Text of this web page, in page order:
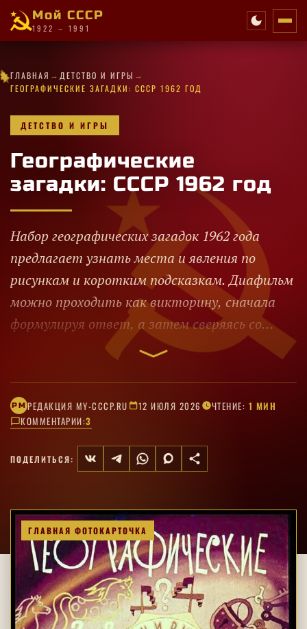
Мой СССР
1922 – 1991
✧
✧
★
✧
★
✧
✧
★
★
★
✧
✧
✧★
·✧
·
✧
★
··✦
·★
✦
·
·
✧ ГЛАВНАЯ → ДЕТСТВО И ИГРЫ →
ГЕОГРАФИЧЕСКИЕ ЗАГАДКИ: СССР 1962 ГОД
ДЕТСТВО И ИГРЫ
Географические
загадки: СССР 1962 год
Набор географических загадок 1962 года
предлагает узнать места и явления по
рисункам и коротким подсказкам. Диафильм
можно проходить как викторину, сначала
формулируя ответ, а затем сверяясь со
следующим кадром.
РM РЕДАКЦИЯ MY-CCCP.RU 12 ИЮЛЯ 2026 ЧТЕНИЕ: 1 МИН
КОММЕНТАРИИ:3
ПОДЕЛИТЬСЯ:
ГЛАВНАЯ ФОТОКАРТОЧКА